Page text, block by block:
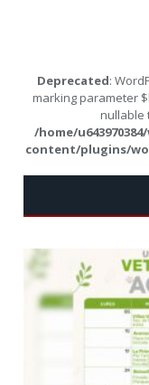
Deprecated:
marking parameter
nullable
/home/
content/plugins/